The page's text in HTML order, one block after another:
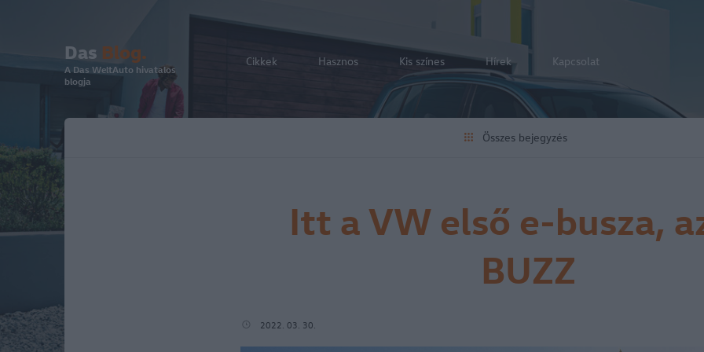
Das Blog.
A Das WeltAuto hivatalos
blogja
Cikkek Hasznos Kis színes Hírek Kapcsolat
Összes bejegyzés
Itt a VW első e-busza,
BUZZ
2022. 03. 30.